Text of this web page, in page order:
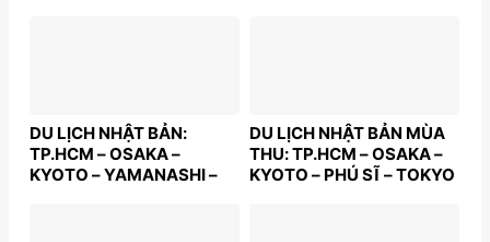
DU LỊCH NHẬT BẢN:
TP.HCM – OSAKA –
KYOTO – YAMANASHI –
DU LỊCH NHẬT BẢN MÙA
THU: TP.HCM – OSAKA –
KYOTO – PHÚ SĨ – TOKYO